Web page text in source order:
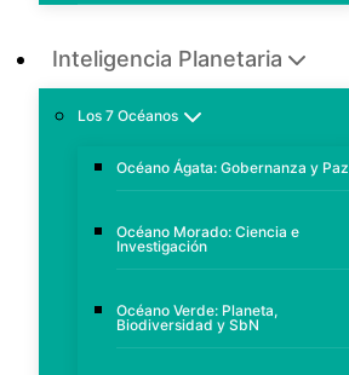
Inteligencia Planetaria
Los 7 Océanos
Océano Ágata: Gobernanza y Paz
Océano Morado: Ciencia e
Investigación
Océano Verde: Planeta,
Biodiversidad y SbN